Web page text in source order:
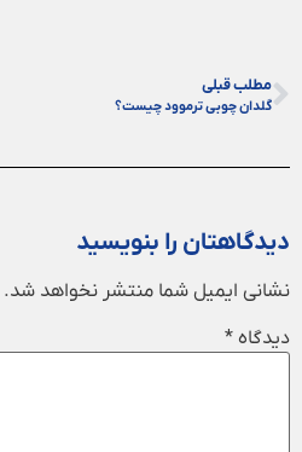
مطلب قبلی
گلدان چوبی ترموود چیست؟
دیدگاهتان را بنویسید
نشانی ایمیل شما منتشر نخواهد شد.
دیدگاه *